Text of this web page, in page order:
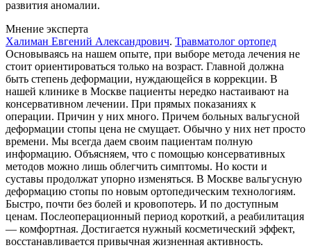
развития аномалии.
Мнение эксперта
Халиман Евгений Александрович. Травматолог ортопед
Основываясь на нашем опыте, при выборе метода лечения не
стоит ориентироваться только на возраст. Главной должна
быть степень деформации, нуждающейся в коррекции. В
нашей клинике в Москве пациенты нередко настаивают на
консервативном лечении. При прямых показаниях к
операции. Причин у них много. Причем больных вальгусной
деформации стопы цена не смущает. Обычно у них нет просто
времени. Мы всегда даем своим пациентам полную
информацию. Объясняем, что с помощью консервативных
методов можно лишь облегчить симптомы. Но кости и
суставы продолжат упорно изменяться. В Москве вальгусную
деформацию стопы по новым ортопедическим технологиям.
Быстро, почти без болей и кровопотерь. И по доступным
ценам. Послеоперационный период короткий, а реабилитация
— комфортная. Достигается нужный косметический эффект,
восстанавливается привычная жизненная активность.